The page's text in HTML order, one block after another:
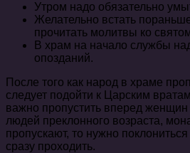
Утром надо обязательно
Желательно встать
прочитать молитвы ко
В храм на начало службы
опозданий.
После того как народ в храме
следует подойти к Царским
важно пропустить вперед
людей преклонного возраста,
пропускают, то нужно
сразу проходить.